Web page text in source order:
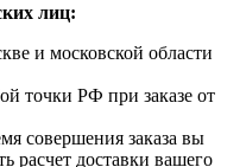
лиц:
и московской области
точки РФ при заказе от
совершения заказа вы
расчет доставки вашего